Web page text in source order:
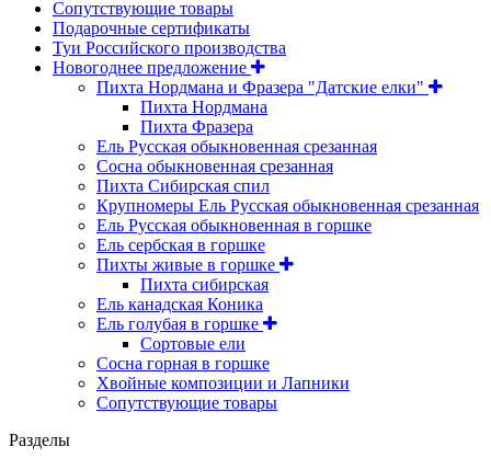
Сопутствующие товары
Подарочные сертификаты
Туи Российского производства
Новогоднее предложение
Пихта Нордмана и Фразера "Датские елки"
Пихта Нордмана
Пихта Фразера
Ель Русская обыкновенная срезанная
Сосна обыкновенная срезанная
Пихта Сибирская спил
Крупномеры Ель Русская обыкновенная срезанная
Ель Русская обыкновенная в горшке
Ель сербская в горшке
Пихты живые в горшке
Пихта сибирская
Ель канадская Коника
Ель голубая в горшке
Сортовые ели
Сосна горная в горшке
Хвойные композиции и Лапники
Сопутствующие товары
Разделы